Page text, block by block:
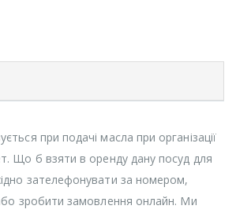
при подачі масла при організації
Що б взяти в оренду дану посуд для
зателефонувати за номером,
зробити замовлення онлайн. Ми